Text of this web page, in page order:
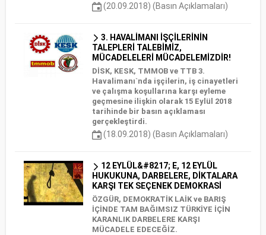
(20.09.2018) (Basın Açıklamaları)
3. HAVALİMANI İŞÇİLERİNİN
TALEPLERİ TALEBİMİZ,
MÜCADELELERİ MÜCADELEMİZDİR!
DİSK, KESK, TMMOB ve TTB 3.
Havalimanı`nda işçilerin, iş cinayetleri
ve çalışma koşullarına karşı eyleme
geçmesine ilişkin olarak 15 Eylül 2018
tarihinde bir basın açıklaması
gerçekleştirdi.
(18.09.2018) (Basın Açıklamaları)
12 EYLÜL&#8217; E, 12 EYLÜL
HUKUKUNA, DARBELERE, DİKTALARA
KARŞI TEK SEÇENEK DEMOKRASİ
ÖZGÜR, DEMOKRATİK LAİK ve BARIŞ
İÇİNDE TAM BAĞIMSIZ TÜRKİYE İÇİN
KARANLIK DARBELERE KARŞI
MÜCADELE EDECEĞİZ.